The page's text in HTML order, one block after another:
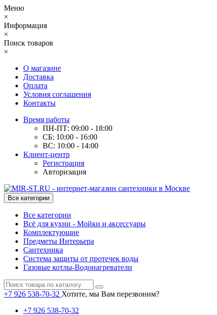
Меню
×
Информация
×
Поиск товаров
×
О магазине
Доставка
Оплата
Условия соглашения
Контакты
Время работы
ПН-ПТ: 09:00 - 18:00
СБ: 10:00 - 16:00
ВС: 10:00 - 14:00
Клиент-центр
Регистрация
Авторизация
Все категории
Все категории
Всё для кухни - Мойки и аксессуары
Комплектующие
Предметы Интерьера
Сантехника
Система защиты от протечек воды
Газовые котлы-Водонагреватели
+7 926 538-70-32 Хотите, мы Вам перезвоним?
+7 926 538-70-32